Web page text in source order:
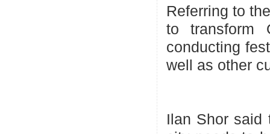
Referring to
to transform
conducting
well as other
Ilan Shor said